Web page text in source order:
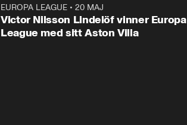
EUROPA LEAGUE • 20 MAJ
Victor Nilsson Lindelöf vinner Europa
League med sitt Aston Villa